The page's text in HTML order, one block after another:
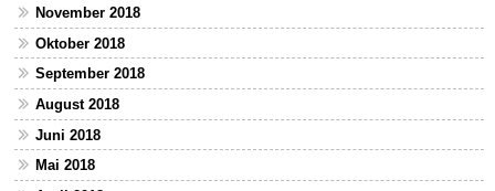
November 2018
Oktober 2018
September 2018
August 2018
Juni 2018
Mai 2018